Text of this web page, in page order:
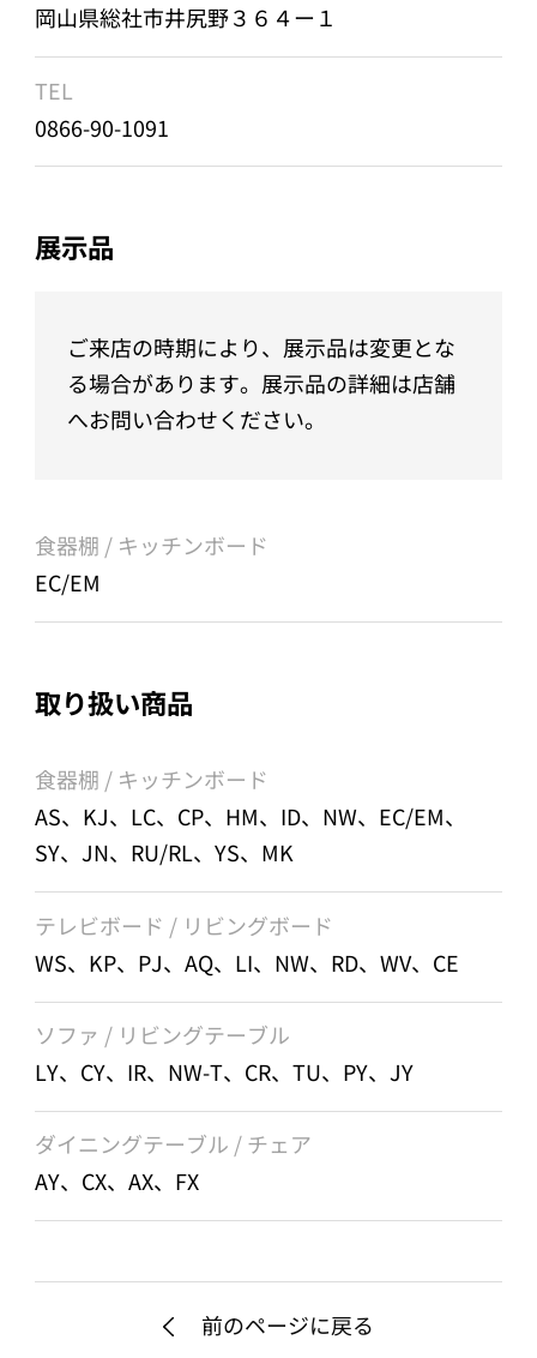
岡山県総社市井尻野３６４ー１
TEL
0866-90-1091
展示品
ご来店の時期により、展示品は変更とな
る場合があります。展示品の詳細は店舗
へお問い合わせください。
食器棚 / キッチンボード
EC/EM
取り扱い商品
食器棚 / キッチンボード
AS、KJ、LC、CP、HM、ID、NW、EC/EM、
SY、JN、RU/RL、YS、MK
テレビボード / リビングボード
WS、KP、PJ、AQ、LI、NW、RD、WV、CE
ソファ / リビングテーブル
LY、CY、IR、NW-T、CR、TU、PY、JY
ダイニングテーブル / チェア
AY、CX、AX、FX
前のページに戻る